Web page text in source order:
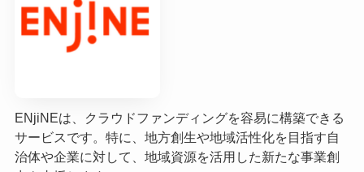
ENjiNEは、クラウドファンディングを容易に構築できる
サービスです。特に、地方創生や地域活性化を目指す自
治体や企業に対して、地域資源を活用した新たな事業創